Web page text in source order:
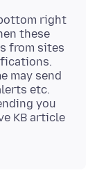
right
these
from sites
may send
etc.
you
KB article